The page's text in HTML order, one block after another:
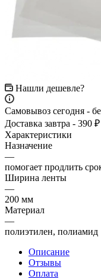
Нашли дешевле?
Самовывоз сегодня -
Доставка завтра - 390 ₽
Характеристики
Назначение
—
помогает продлить
Ширина ленты
—
200 мм
Материал
—
полиэтилен, полиамид
Описание
Отзывы
Оплата